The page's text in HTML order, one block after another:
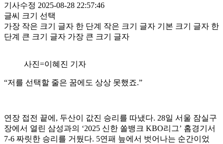
기사수정 2025-08-28 22:57:46
글씨 크기 선택
가장 작은 크기 글자 한 단계 작은 크기 글자 기본 크기 글자 한
단계 큰 크기 글자 가장 큰 크기 글자
사진=이혜진 기자
“저를 선택할 줄은 꿈에도 상상 못했죠.”
연장 접전 끝에, 두산이 값진 승리를 따냈다. 28일 서울 잠실구
장에서 열린 삼성과의 ‘2025 신한 쏠뱅크 KBO리그’ 홈경기서
7-6 짜릿한 승리를 거뒀다. 5연패 늪에서 벗어나는 순간이었